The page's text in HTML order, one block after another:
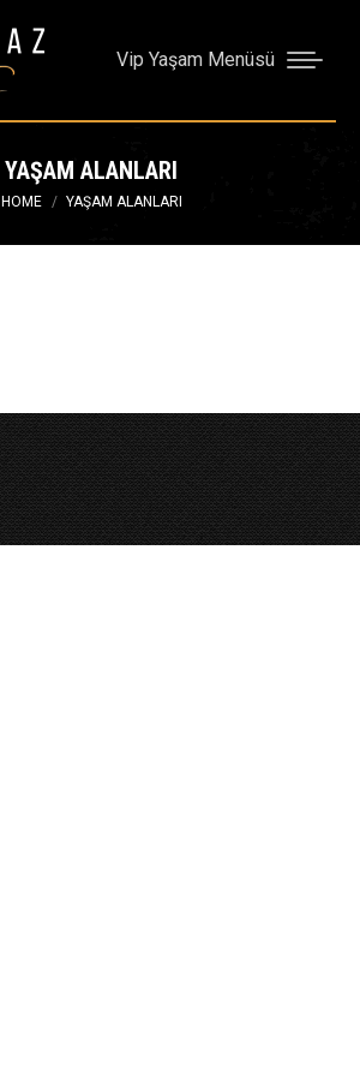
Vip Yaşam Menüsü
YAŞAM ALANLARI
You are here:
HOME YAŞAM ALANLARI